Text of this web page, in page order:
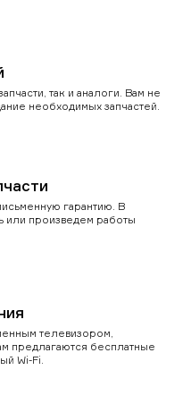
так и аналоги. Вам не
необходимых запчастей.
гарантию. В
или произведем работы
телевизором,
предлагаются бесплатные
Wi-Fi.